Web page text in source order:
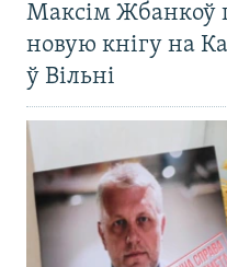
Максім Жбанкоў
новую кнігу на
ў Вільні